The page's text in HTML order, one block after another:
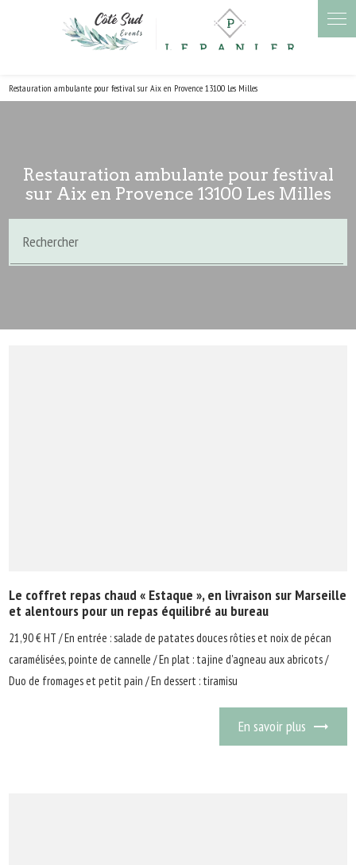
Restauration ambulante pour festival sur Aix en Provence 13100 Les Milles
Restauration ambulante pour festival
sur Aix en Provence 13100 Les Milles
Rechercher
Le coffret repas chaud « Estaque », en livraison sur Marseille
et alentours pour un repas équilibré au bureau
21,90 € HT / En entrée : salade de patates douces rôties et noix de pécan
caramélisées, pointe de cannelle / En plat : tajine d'agneau aux abricots /
Duo de fromages et petit pain / En dessert : tiramisu
En savoir plus